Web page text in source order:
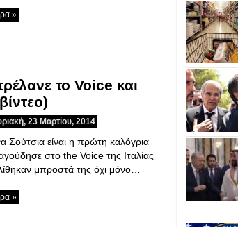
»
το Voice και
23 Μαρτίου, 2014
Σούτσια είναι η πρώτη καλόγρια
στο the Voice της Ιταλίας
μπροστά της όχι μόνο…
»